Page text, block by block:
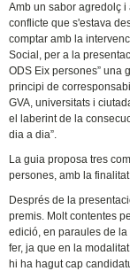
Amb un sabor agredolç i
conflicte que s'estava
comptar amb la
Social, per a la
ODS Eix persones” una
principi de
GVA, universitats i
el laberint de la
dia a dia”.
La guia proposa tres
persones, amb la
Després de la
premis. Molt contentes
edició, en paraules de
fer, ja que en la
hi ha hagut cap